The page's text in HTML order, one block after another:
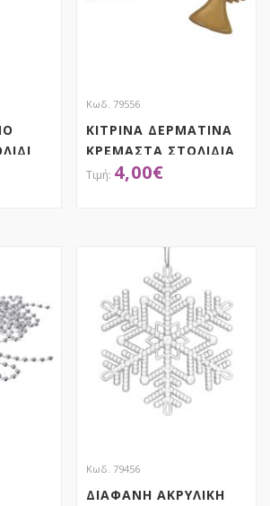
Κωδ. 79556
ΚΙΤΡΙΝΑ ΔΕΡΜΑΤΙΝΑ
ΚΡΕΜΑΣΤΑ ΣΤΟΛΙΔΙΑ
8ΕΚ ΣΕΤ 4 ΣΕ ΚΟΥΤΙ
4,00€
Κωδ. 79456
ΔΙΑΦΑΝΗ ΑΚΡΥΛΙΚΗ